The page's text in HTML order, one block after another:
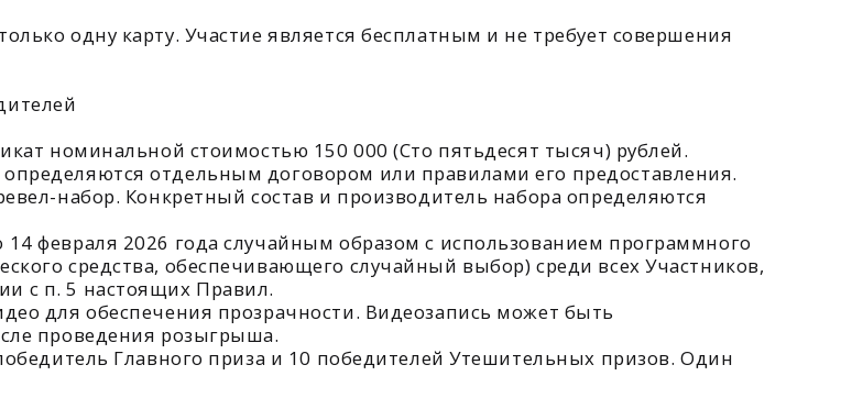
Конкретный состав и производитель набора определяются
2026 года случайным образом с использованием программного
Правил.
прозрачности. Видеозапись может быть
розыгрыша.
Главного приза и 10 победителей Утешительных призов. Один
или инициалов) будет опубликована в Telegram-канале
проведения розыгрыша.
по контактному телефону и/или электронной почте,
передачи приза.
представителя (при предъявлении паспорта и
путем отправки за счет Организатора по почтовому адресу,
(десяти) календарных дней с момента получения уведомления